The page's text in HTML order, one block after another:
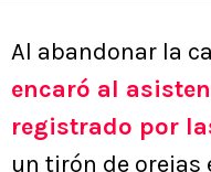
Al abandonar la
encaró al
registrado por
un tirón de orejas